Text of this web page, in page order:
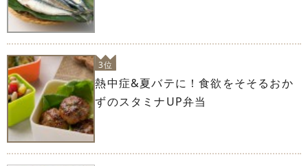
3位
熱中症&夏バテに！食欲をそそるおか
ずのスタミナUP弁当